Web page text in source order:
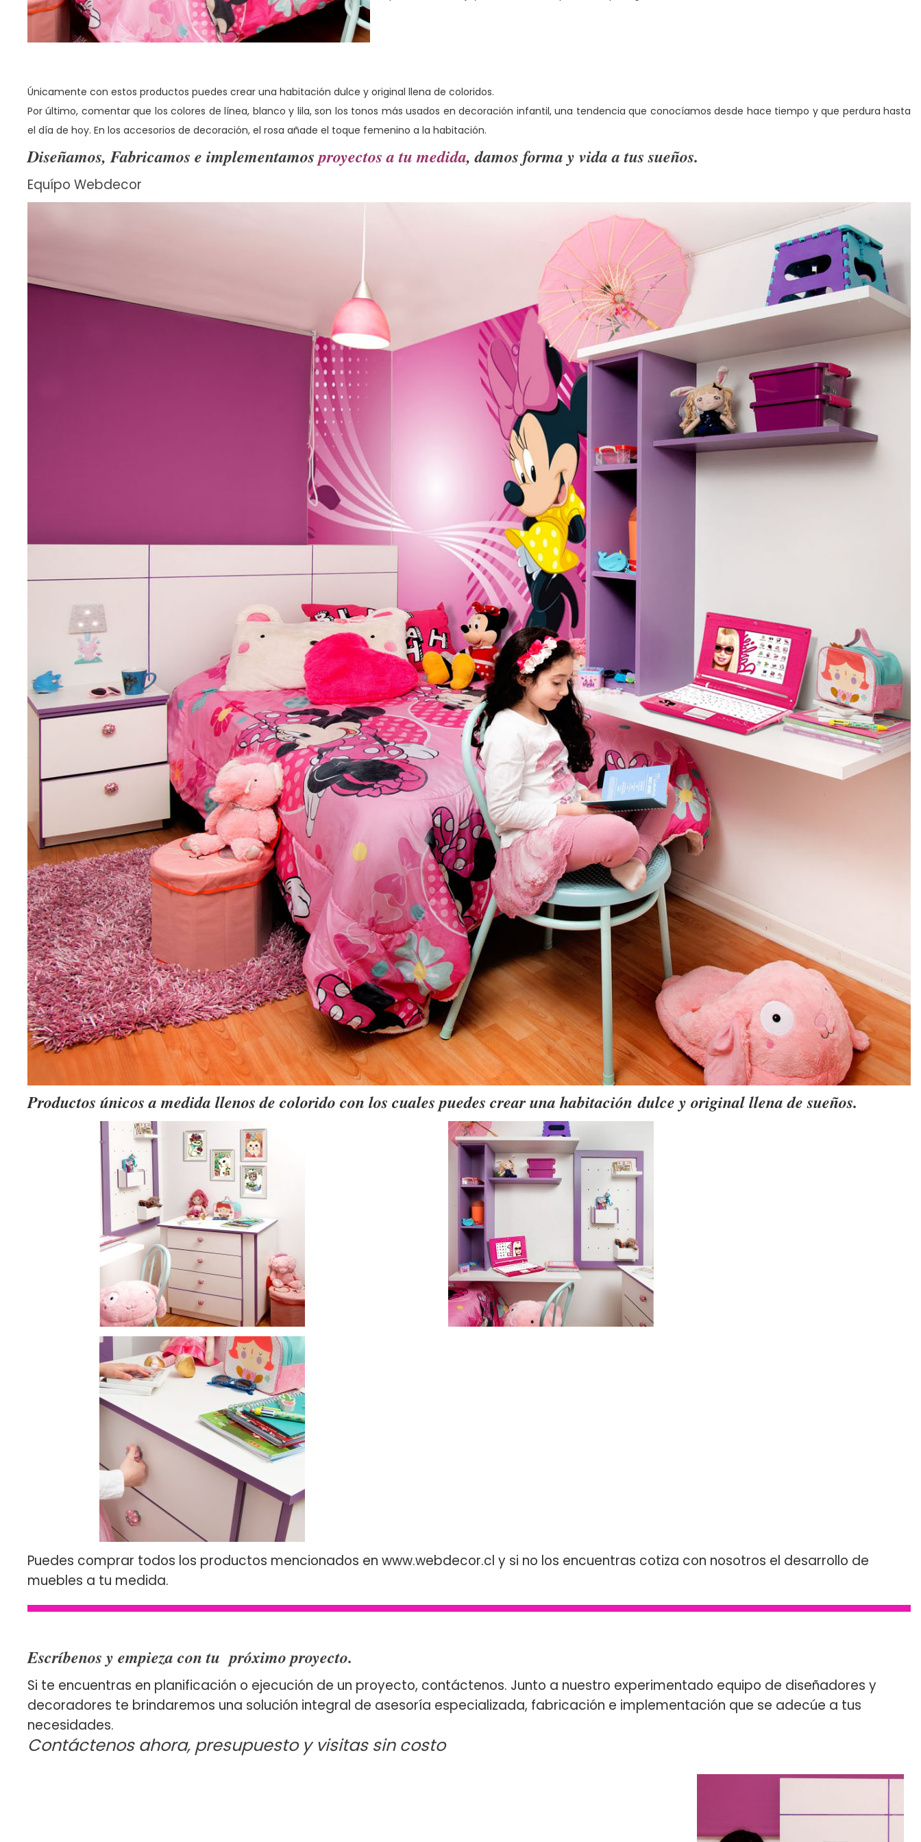
Únicamente con estos productos puedes crear una habitación dulce y original llena de coloridos.
Por último, comentar que los colores de línea, blanco y lila, son los tonos más usados en decoración infantil, una tendencia que conocíamos desde hace tiempo y que perdura hasta
el día de hoy. En los accesorios de decoración, el rosa añade el toque femenino a la habitación.
Diseñamos, Fabricamos e implementamos proyectos a tu medida, damos forma y vida a tus sueños.
Equípo Webdecor
Productos únicos a medida llenos de colorido con los cuales puedes crear una habitacióndulce y original llena de sueños.
Puedes comprar todos los productos mencionados en www.webdecor.cl y si no los encuentras cotiza con nosotros el desarrollo de
muebles a tu medida.
Escríbenos y empieza con tu próximo proyecto.
Si te encuentras en planificación o ejecución de un proyecto, contáctenos. Junto a nuestro experimentado equipo de diseñadores y
decoradores te brindaremos una solución integral de asesoría especializada, fabricación e implementación que se adecúe a tus
necesidades.
Contáctenos ahora, presupuesto y visitas sin costo